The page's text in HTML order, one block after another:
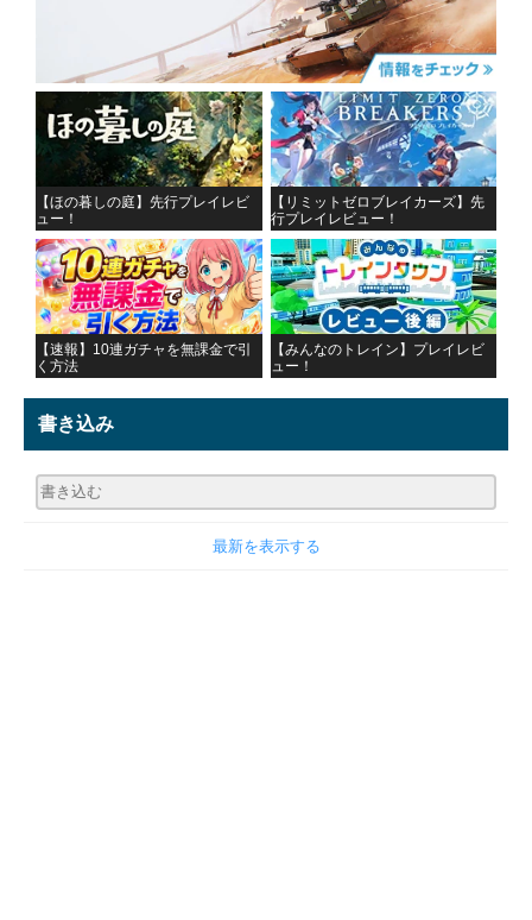
【ほの暮しの庭】先行プレイレビ
ュー！
【リミットゼロブレイカーズ】先
行プレイレビュー！
【速報】10連ガチャを無課金で引
く方法
【みんなのトレイン】プレイレビ
ュー！
書き込み
最新を表示する